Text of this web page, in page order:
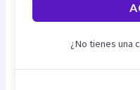
¿No tienes una